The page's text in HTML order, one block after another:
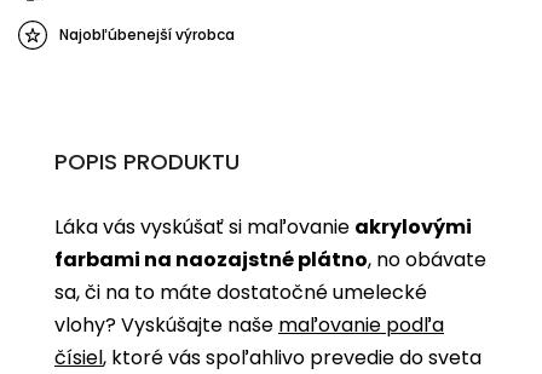
Najobľúbenejší výrobca
POPIS PRODUKTU
Láka vás vyskúšať si maľovanie akrylovými
farbami na naozajstné plátno, no obávate
sa, či na to máte dostatočné umelecké
vlohy? Vyskúšajte naše maľovanie podľa
čísiel, ktoré vás spoľahlivo prevedie do sveta